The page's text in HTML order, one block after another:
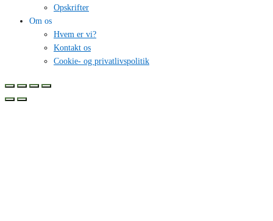
Opskrifter
Om os
Hvem er vi?
Kontakt os
Cookie- og privatlivspolitik